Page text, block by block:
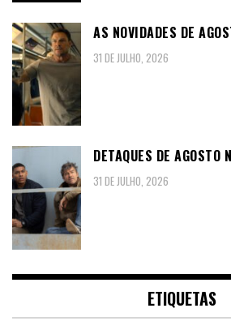
AS NOVIDADES DE
31 DE JULHO, 2026
DETAQUES DE AGOSTO
31 DE JULHO, 2026
ETIQUETAS